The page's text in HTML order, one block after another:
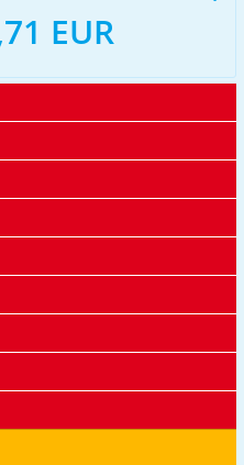
EUR